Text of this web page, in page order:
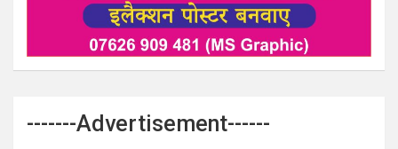
-------Advertisement------